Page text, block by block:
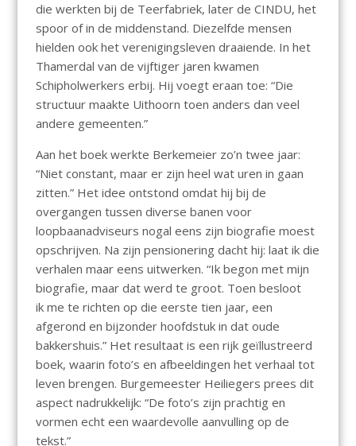
die werkten bij de Teerfabriek, later de CINDU, het
spoor of in de middenstand. Diezelfde mensen
hielden ook het verenigingsleven draaiende. In het
Thamerdal van de vijftiger jaren kwamen
Schipholwerkers erbij. Hij voegt eraan toe: “Die
structuur maakte Uithoorn toen anders dan veel
andere gemeenten.”
Aan het boek werkte Berkemeier zo’n twee jaar:
“Niet constant, maar er zijn heel wat uren in gaan
zitten.” Het idee ontstond omdat hij bij de
overgangen tussen diverse banen voor
loopbaanadviseurs nogal eens zijn biografie moest
opschrijven. Na zijn pensionering dacht hij: laat ik die
verhalen maar eens uitwerken. “Ik begon met mijn
biografie, maar dat werd te groot. Toen besloot
ik me te richten op die eerste tien jaar, een
afgerond en bijzonder hoofdstuk in dat oude
bakkershuis.” Het resultaat is een rijk geïllustreerd
boek, waarin foto’s en afbeeldingen het verhaal tot
leven brengen. Burgemeester Heiliegers prees dit
aspect nadrukkelijk: “De foto’s zijn prachtig en
vormen echt een waardevolle aanvulling op de
tekst.”